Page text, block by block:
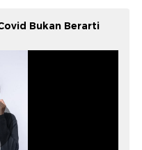
Bukan Berarti